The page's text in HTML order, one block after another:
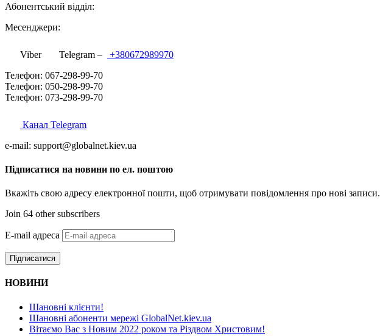
Абонентський відділ:
Месенджери:
Viber Telegram –
+380672989970
Телефон: 067-298-99-70
Телефон: 050-298-99-70
Телефон: 073-298-99-70
Канал Telegram
e-mail: support@globalnet.kiev.ua
Підписатися на новини по ел. поштою
Вкажіть свою адресу електронної пошти, щоб отримувати повідомлення про нові записи.
Join 64 other subscribers
E-mail адреса
Підписатися
НОВИНИ
Шановні клієнти!
Шановні абоненти мережі GlobalNet.kiev.ua
Вітаємо Вас з Новим 2022 роком та Різдвом Христовим!